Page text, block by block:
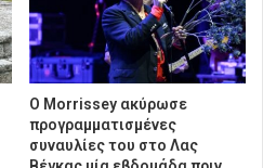
Ο Morrissey ακύρωσε
προγραμματισμένες
συναυλίες του στο Λας